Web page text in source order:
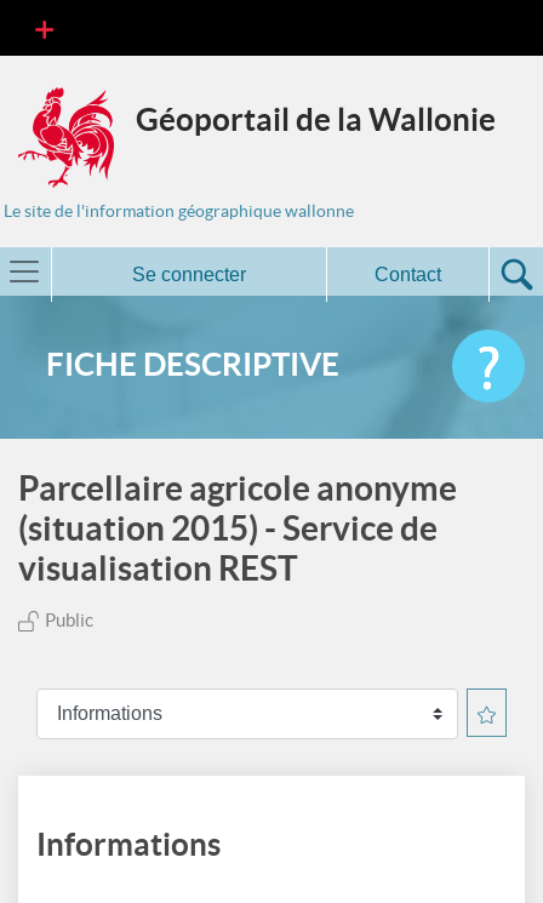
Géoportail de la Wallonie
Le site de l'information géographique wallonne
Se connecter Contact
FICHE DESCRIPTIVE
Parcellaire agricole anonyme
(situation 2015) - Service de
visualisation REST
Public
Informations